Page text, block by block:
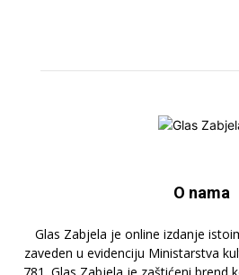
O nama
Glas Zabjela je online izdanje
zaveden u evidenciju Ministarstva
781. Glas Zabjela je zaštićeni brend